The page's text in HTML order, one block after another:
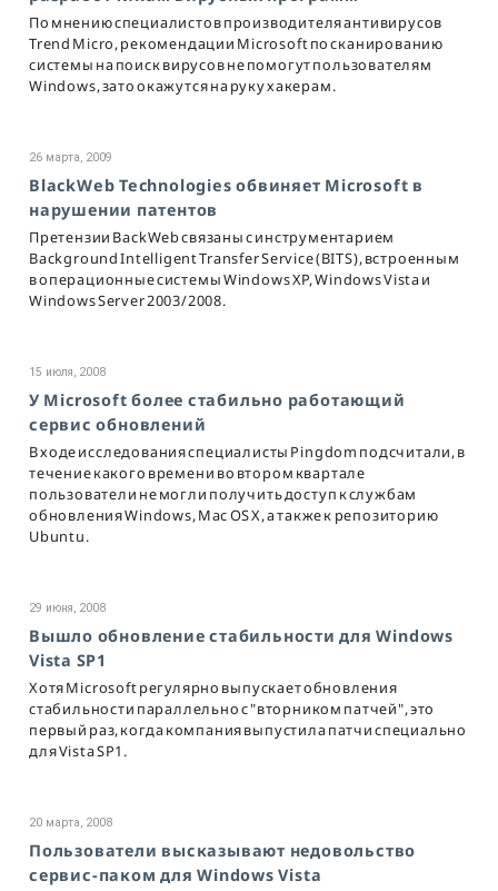
По мнению специалистов производителя антивирусов
Trend Micro, рекомендации Microsoft по сканированию
системы на поиск вирусов не помогут пользователям
Windows, зато окажутся на руку хакерам.
26 марта, 2009
BlackWeb Technologies обвиняет Microsoft в
нарушении патентов
Претензии BackWeb связаны с инструментарием
Background Intelligent Transfer Service (BITS), встроенным
в операционные системы Windows ХР, Windows Vista и
Windows Server 2003/2008.
15 июля, 2008
У Microsoft более стабильно работающий
сервис обновлений
В ходе исследования специалисты Pingdom подсчитали, в
течение какого времени во втором квартале
пользователи не могли получить доступ к службам
обновления Windows, Mac OS Х, а также к репозиторию
Ubuntu.
29 июня, 2008
Вышло обновление стабильности для Windows
Vista SP1
Хотя Microsoft регулярно выпускает обновления
стабильности параллельно с "вторником патчей", это
первый раз, когда компания выпустила патчи специально
для Vista SP1.
20 марта, 2008
Пользователи высказывают недовольство
сервис-паком для Windows Vista